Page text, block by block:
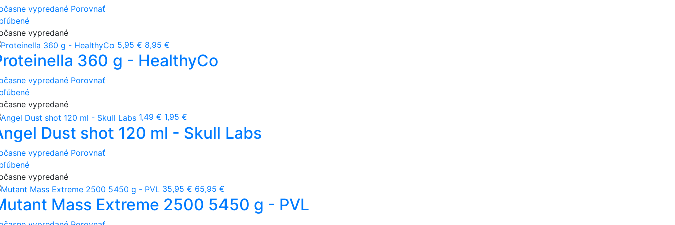
vypredané Porovnať
vypredané
5,95 € 8,95 €
360 g - HealthyCo
vypredané Porovnať
vypredané
1,49 € 1,95 €
Dust shot 120 ml - Skull Labs
vypredané Porovnať
vypredané
35,95 € 65,95 €
Mass Extreme 2500 5450 g - PVL